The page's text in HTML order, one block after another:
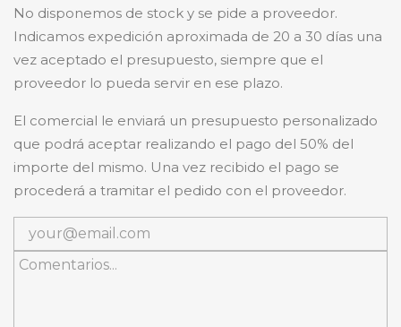
No disponemos de stock y se pide a proveedor.
Indicamos expedición aproximada de 20 a 30 días una
vez aceptado el presupuesto, siempre que el
proveedor lo pueda servir en ese plazo.
El comercial le enviará un presupuesto personalizado
que podrá aceptar realizando el pago del 50% del
importe del mismo. Una vez recibido el pago se
procederá a tramitar el pedido con el proveedor.